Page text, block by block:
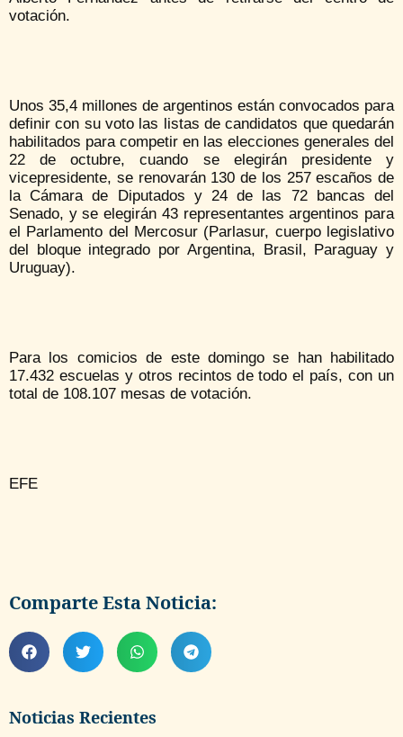
Noticias Recientes
votación.
Unos 35,4 millones de argentinos están convocados para
definir con su voto las listas de candidatos que quedarán
habilitados para competir en las elecciones generales del
22 de octubre, cuando se elegirán presidente y
vicepresidente, se renovarán 130 de los 257 escaños de
la Cámara de Diputados y 24 de las 72 bancas del
Senado, y se elegirán 43 representantes argentinos para
el Parlamento del Mercosur (Parlasur, cuerpo legislativo
del bloque integrado por Argentina, Brasil, Paraguay y
Uruguay).
Para los comicios de este domingo se han habilitado
17.432 escuelas y otros recintos de todo el país, con un
total de 108.107 mesas de votación.
EFE
Comparte Esta Noticia: